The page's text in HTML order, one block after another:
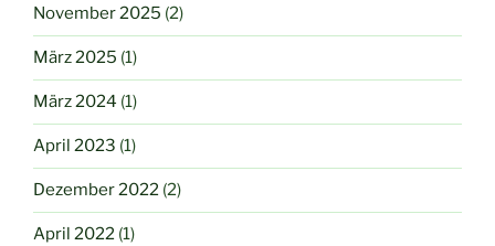
November 2025 (2)
März 2025 (1)
März 2024 (1)
April 2023 (1)
Dezember 2022 (2)
April 2022 (1)